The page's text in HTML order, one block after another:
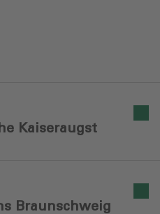
Kaiseraugst‎
Braunschweig‎